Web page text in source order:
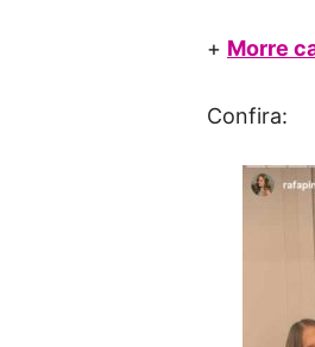
+ Morre
Confira: